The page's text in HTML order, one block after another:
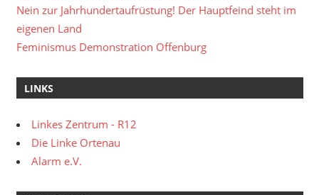
Nein zur Jahrhundertaufrüstung! Der Hauptfeind steht im
eigenen Land
Feminismus Demonstration Offenburg
LINKS
Linkes Zentrum - R12
Die Linke Ortenau
Alarm e.V.